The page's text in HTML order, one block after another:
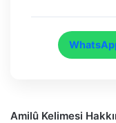
Amilû Kelimesi